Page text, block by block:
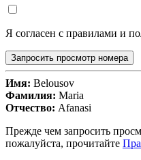
Я согласен с правилами и
Запросить просмотр номера
Имя: Belousov
Фамилия: Maria
Отчество: Afanasi
Прежде чем запросить
пожалуйста, прочитайте